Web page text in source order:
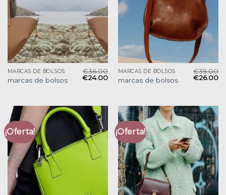
MARCAS DE BOLSOS
marcas de bolsos
€36.00
€24.00
MARCAS DE BOLSOS
marcas de bolsos
€39.00
€26.00
¡Oferta! ¡Oferta!